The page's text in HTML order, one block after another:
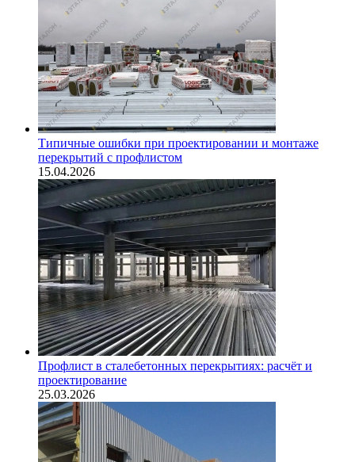
Типичные ошибки при проектировании и монтаже
перекрытий с профлистом
15.04.2026
Профлист в сталебетонных перекрытиях: расчёт и
проектирование
25.03.2026